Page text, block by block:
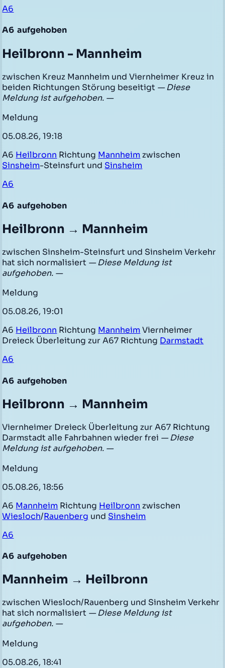
A6
A6 aufgehoben
Heilbronn - Mannheim
zwischen Kreuz Mannheim und Viernheimer Kreuz in
beiden Richtungen Störung beseitigt — Diese
Meldung ist aufgehoben. —
Meldung
05.08.26, 19:18
A6 Heilbronn Richtung Mannheim zwischen
Sinsheim-Steinsfurt und Sinsheim
A6
A6 aufgehoben
Heilbronn → Mannheim
zwischen Sinsheim-Steinsfurt und Sinsheim Verkehr
hat sich normalisiert — Diese Meldung ist
aufgehoben. —
Meldung
05.08.26, 19:01
A6 Heilbronn Richtung MannheimViernheimer
Dreieck Überleitung zur A67 Richtung Darmstadt
A6
A6 aufgehoben
Heilbronn → Mannheim
Viernheimer Dreieck Überleitung zur A67 Richtung
Darmstadt alle Fahrbahnen wieder frei — Diese
Meldung ist aufgehoben. —
Meldung
05.08.26, 18:56
A6 Mannheim Richtung Heilbronn zwischen
Wiesloch/Rauenberg und Sinsheim
A6
A6 aufgehoben
Mannheim → Heilbronn
zwischen Wiesloch/Rauenberg und Sinsheim Verkehr
hat sich normalisiert — Diese Meldung ist
aufgehoben. —
Meldung
05.08.26, 18:41